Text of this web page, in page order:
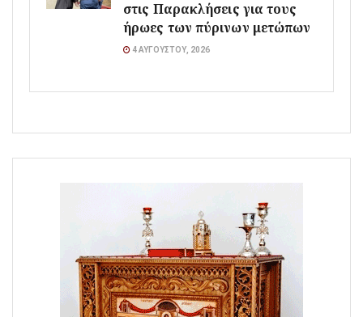
στις Παρακλήσεις για τους
ήρωες των πύρινων μετώπων
4 ΑΥΓΟΎΣΤΟΥ, 2026